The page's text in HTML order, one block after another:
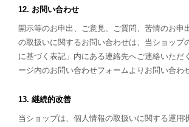
12. お問い合わせ
開示等のお申出、ご意見、ご質問、苦情のお申
の取扱いに関するお問い合わせは、当ショップ
に基づく表記」内にある連絡先へご連絡いただ
ージ内のお問い合わせフォームよりお問い合わ
13. 継続的改善
当ショップは、個人情報の取扱いに関する運用